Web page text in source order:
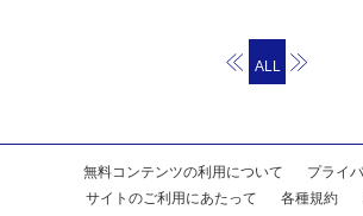
ALL
無料コンテンツの利用について
プライ
サイトのご利用にあたって
各種規約